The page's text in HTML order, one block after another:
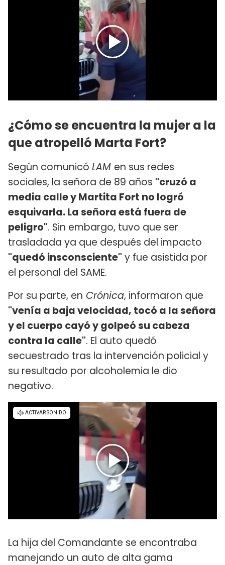
¿Cómo se encuentra la mujer a la
que atropelló Marta Fort?
Según comunicó LAM en sus redes
sociales, la señora de 89 años "cruzó a
media calle y Martita Fort no logró
esquivarla. La señora está fuera de
peligro". Sin embargo, tuvo que ser
trasladada ya que después del impacto
"quedó insconsciente" y fue asistida por
el personal del SAME.
Por su parte, en Crónica, informaron que
"venía a baja velocidad, tocó a la señora
y el cuerpo cayó y golpeó su cabeza
contra la calle". El auto quedó
secuestrado tras la intervención policial y
su resultado por alcoholemia le dio
negativo.
La hija del Comandante se encontraba
manejando un auto de alta gama